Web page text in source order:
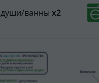
души/ванных2